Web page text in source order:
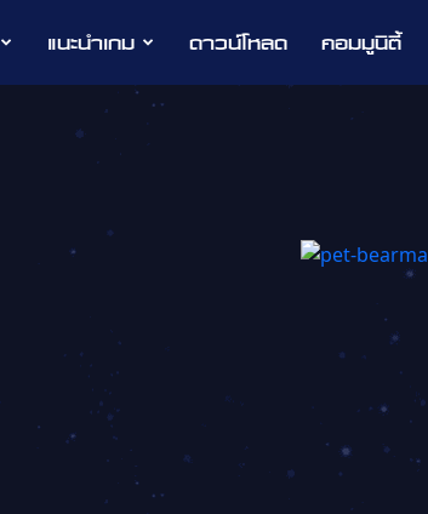
แนะนำเกม ดาวน์โหลด คอมมูนิตี้